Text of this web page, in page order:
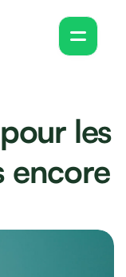
les
encore